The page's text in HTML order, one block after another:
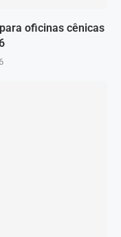
oficinas cênicas